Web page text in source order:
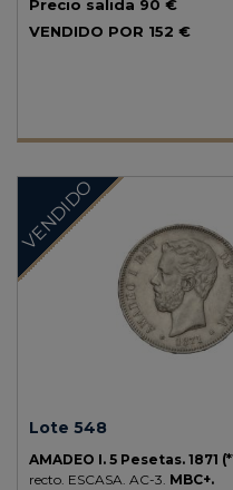
Precio salida 90 €
VENDIDO POR 152 €
VENDIDO
Lote 548
AMADEO I. 5 Pesetas. 1871
recto. ESCASA. AC-3. MBC+.